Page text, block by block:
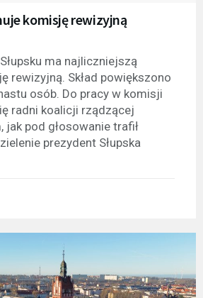
komisję rewizyjną
ma najliczniejszą
rewizyjną. Skład powiększono
osób. Do pracy w komisji
radni koalicji rządzącej
jak pod głosowanie trafił
prezydent Słupska